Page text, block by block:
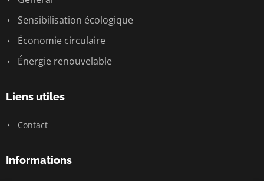
Sensibilisation écologique
Économie circulaire
Énergie renouvelable
Liens utiles
Contact
Informations